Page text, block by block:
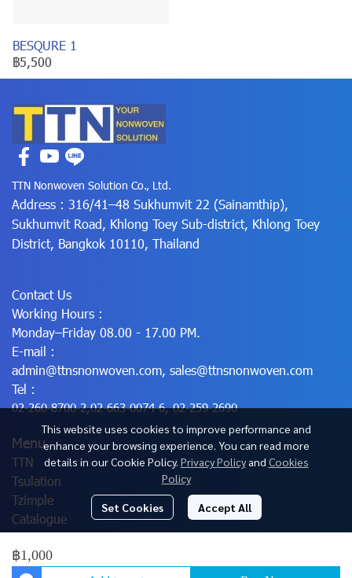
BESQURE 1
฿5,500
฿1,000
This website uses cookies to improve performance and
enhance your browsing experience. You can read more
details in our Cookie Policy. Privacy Policy and Cookies
Policy
Set Cookies Accept All
TTN Nonwoven Solution Co., Ltd.
Address : 316/41–48 Sukhumvit 22 (Sainamthip),
Sukhumvit Road, Khlong Toey Sub-district, Khlong Toey
District, Bangkok 10110, Thailand
Contact Us
Working Hours :
Monday–Friday 08.00 - 17.00 PM.
E-mail :
admin@ttnsnonwoven.com, sales@ttnsnonwoven.com
Tel :
02-260-8700-2,02-663-0074-6,02-259-2690
Menu
TTN
Tsulation
Tzimple
Catalogue